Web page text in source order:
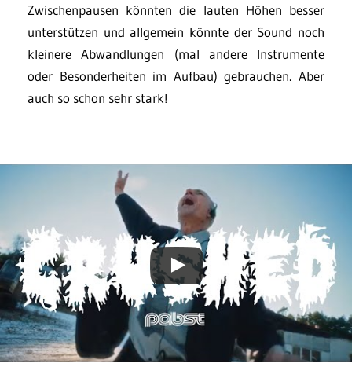
Zwischenpausen könnten die lauten Höhen besser
unterstützen und allgemein könnte der Sound noch
kleinere Abwandlungen (mal andere Instrumente
oder Besonderheiten im Aufbau) gebrauchen. Aber
auch so schon sehr stark!